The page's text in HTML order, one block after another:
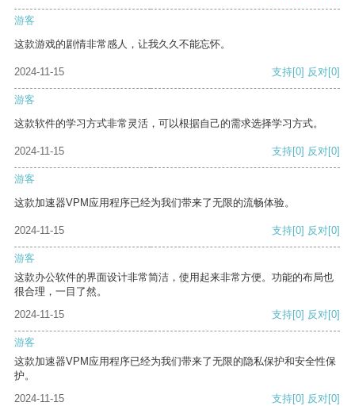
游客
这款游戏的剧情非常感人，让我久久不能忘怀。
2024-11-15 支持[0] 反对[0]
游客
这款软件的学习方式非常灵活，可以根据自己的需求选择学习方式。
2024-11-15 支持[0] 反对[0]
游客
这款加速器VPM应用程序已经为我们带来了无限的流畅体验。
2024-11-15 支持[0] 反对[0]
游客
这款办公软件的界面设计非常简洁，使用起来非常方便。功能的布局也
很合理，一目了然。
2024-11-15
支持[0] 反对[0]
游客
这款加速器VPM应用程序已经为我们带来了无限的隐私保护和安全性保
护。
2024-11-15
支持[0] 反对[0]